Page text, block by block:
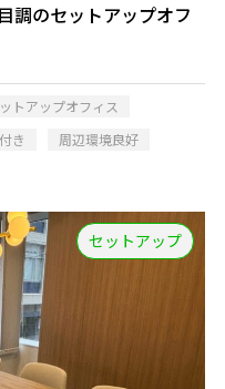
調のセットアップオフ
トアップオフィス
き
周辺環境良好
セットアップ